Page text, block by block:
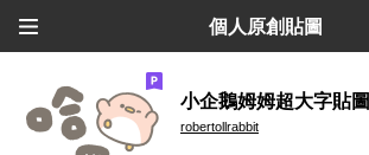
個人原創貼圖
小企鵝姆姆超大字貼圖
robertollrabbit